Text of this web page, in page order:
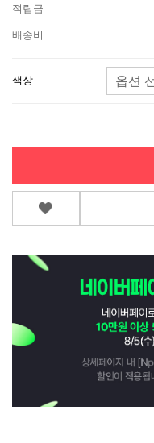
적립금
배송비
색상